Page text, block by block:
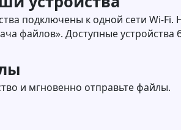
подключены к одной сети Wi-
файлов». Доступные устройства
и мгновенно отправьте файлы.